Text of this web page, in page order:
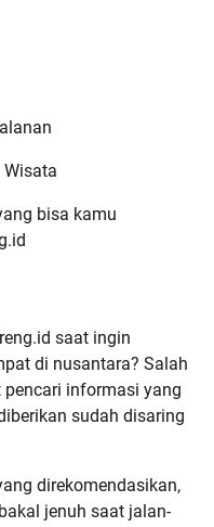
bisa kamu
saat ingin
di nusantara? Salah
informasi yang
sudah disaring
direkomendasikan,
jenuh saat jalan-